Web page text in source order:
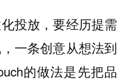
投放，要经历提需
一条创意从想法到
的做法是先把品